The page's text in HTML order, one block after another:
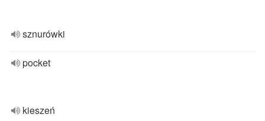
sznurówki
pocket
kieszeń